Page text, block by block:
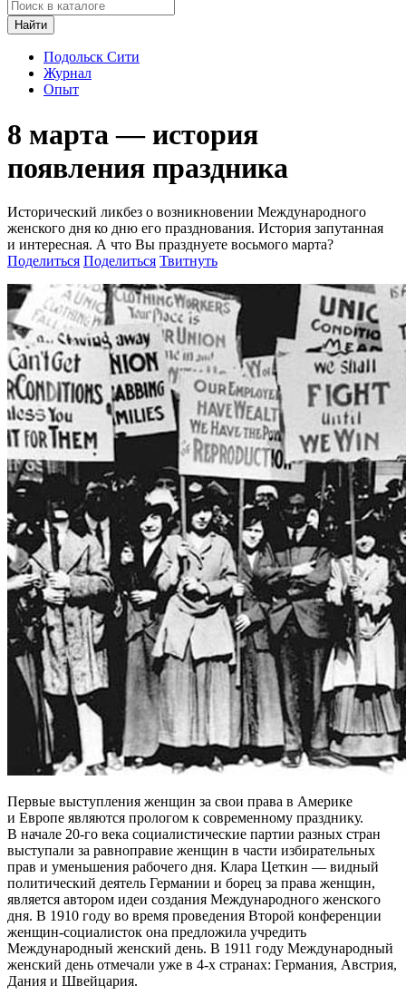
Найти
Подольск Сити
Журнал
Опыт
8 марта — история
появления праздника
Исторический ликбез о возникновении Международного
женского дня ко дню его празднования. История запутанная
и интересная. А что Вы празднуете восьмого марта?
Поделиться Поделиться Твитнуть
Первые выступления женщин за свои права в Америке
и Европе являются прологом к современному празднику.
В начале 20-го века социалистические партии разных стран
выступали за равноправие женщин в части избирательных
прав и уменьшения рабочего дня. Клара Цеткин — видный
политический деятель Германии и борец за права женщин,
является автором идеи создания Международного женского
дня. В 1910 году во время проведения Второй конференции
женщин-социалисток она предложила учредить
Международный женский день. В 1911 году Международный
женский день отмечали уже в 4-х странах: Германия, Австрия,
Дания и Швейцария.